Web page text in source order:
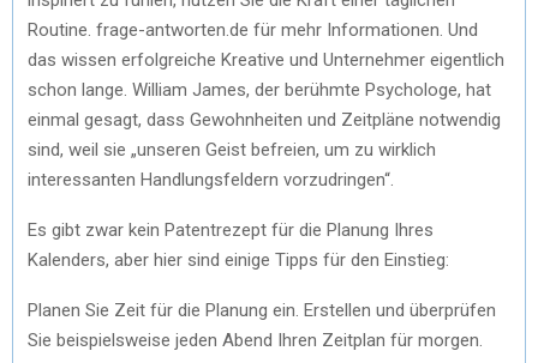
Routine. frage-antworten.de für mehr Informationen. Und
das wissen erfolgreiche Kreative und Unternehmer eigentlich
schon lange. William James, der berühmte Psychologe, hat
einmal gesagt, dass Gewohnheiten und Zeitpläne notwendig
sind, weil sie „unseren Geist befreien, um zu wirklich
interessanten Handlungsfeldern vorzudringen“.
Es gibt zwar kein Patentrezept für die Planung Ihres
Kalenders, aber hier sind einige Tipps für den Einstieg:
Planen Sie Zeit für die Planung ein. Erstellen und überprüfen
Sie beispielsweise jeden Abend Ihren Zeitplan für morgen.